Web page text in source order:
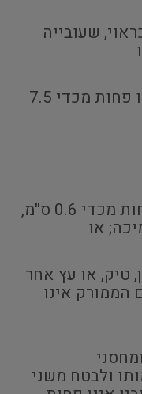
שעובייה
(ב) אבן או בטון שעביים אינו פחות מכדי 7.5
(ד) זכוכית שעובייה אינו פחות מכדי 0.6 ס"מ,
או
טיק, או עץ אחר
הממורק אינו
ולבטח משני